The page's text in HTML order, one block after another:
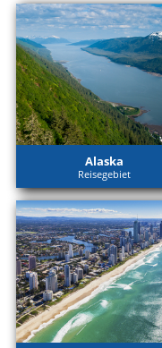
Alaska
Reisegebiet